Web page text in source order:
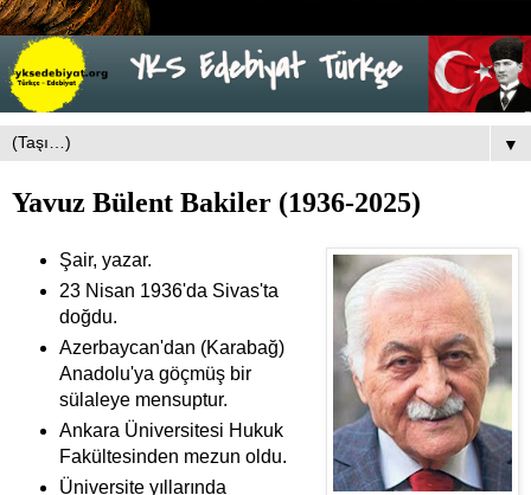
▼
Yavuz Bülent Bakiler (1936-2025)
Şair, yazar.
23 Nisan 1936'da Sivas'ta
doğdu.
Azerbaycan'dan (Karabağ)
Anadolu'ya göçmüş bir
sülaleye mensuptur.
Ankara Üniversitesi Hukuk
Fakültesinden mezun oldu.
Üniversite yıllarında